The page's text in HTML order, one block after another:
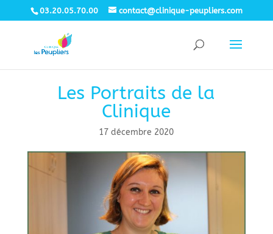
03.20.05.70.00 contact@clinique-peupliers.com
Les Portraits de la
Clinique
17 décembre 2020